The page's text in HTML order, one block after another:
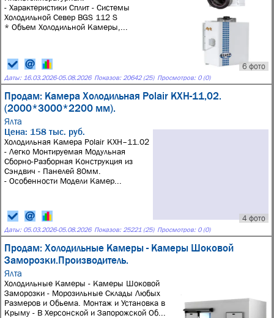
6 фото
- Характеристики Сплит - Системы
Холодильной Север BGS 112 S
* Объем Холодильной Камеры,...
Даты: 16.03.2026-05.08.2026 Показов: 20642 (25) Просмотров: 0 (0)
Продам: Камера Холодильная Polair КХН-11,02.
(2000*3000*2200 мм).
Ялта
4 фото
Цена: 158 тыс. руб.
Холодильная Камера Polair КХН–11.02
- Легко Монтируемая Модульная
Сборно-Разборная Конструкция из
Сэндвич - Панелей 80мм.
- Особенности Модели Камер...
Даты: 05.03.2026-05.08.2026 Показов: 25221 (25) Просмотров: 0 (0)
Продам: Холодильные Камеры - Камеры Шоковой
Заморозки.Производитель.
Ялта
Холодильные Камеры - Камеры Шоковой
Заморозки - Морозильные Склады Любых
Размеров и Обьема. Монтаж и Установка в
Крыму - В Херсонской и Запорожской Об...